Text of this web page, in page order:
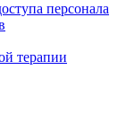
персонала
терапии